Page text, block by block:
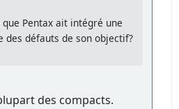
que Pentax ait intégré une
des défauts de son objectif?
des compacts.